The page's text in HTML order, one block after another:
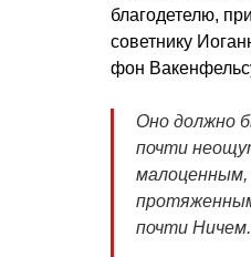
благодетелю,
советнику
фон
Оно должно
почти
малоценным,
почти Ничем.